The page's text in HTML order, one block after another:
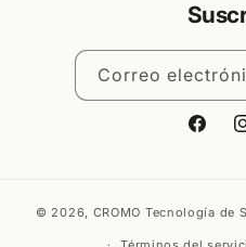
Correo
© 2026, CROMO Tecnología de